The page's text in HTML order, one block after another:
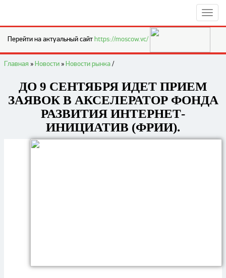
Перейти на актуальный сайтhttps://moscow.vc/
Главная »Новости»Новости рынка/
ДО 9 СЕНТЯБРЯ ИДЕТ ПРИЕМ
ЗАЯВОК В АКСЕЛЕРАТОР ФОНДА
РАЗВИТИЯ ИНТЕРНЕТ-
ИНИЦИАТИВ (ФРИИ).